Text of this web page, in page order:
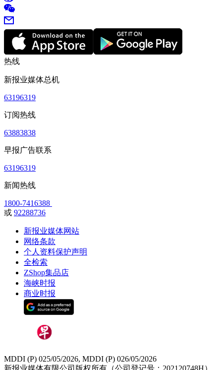
热线
新报业媒体总机
63196319
订阅热线
63883838
早报广告联系
63196319
新闻热线
1800-7416388
或 92288736
新报业媒体网站
网络条款
个人资料保护声明
全检索
ZShop集品店
海峡时报
商业时报
MDDI (P) 025/05/2026, MDDI (P) 026/05/2026